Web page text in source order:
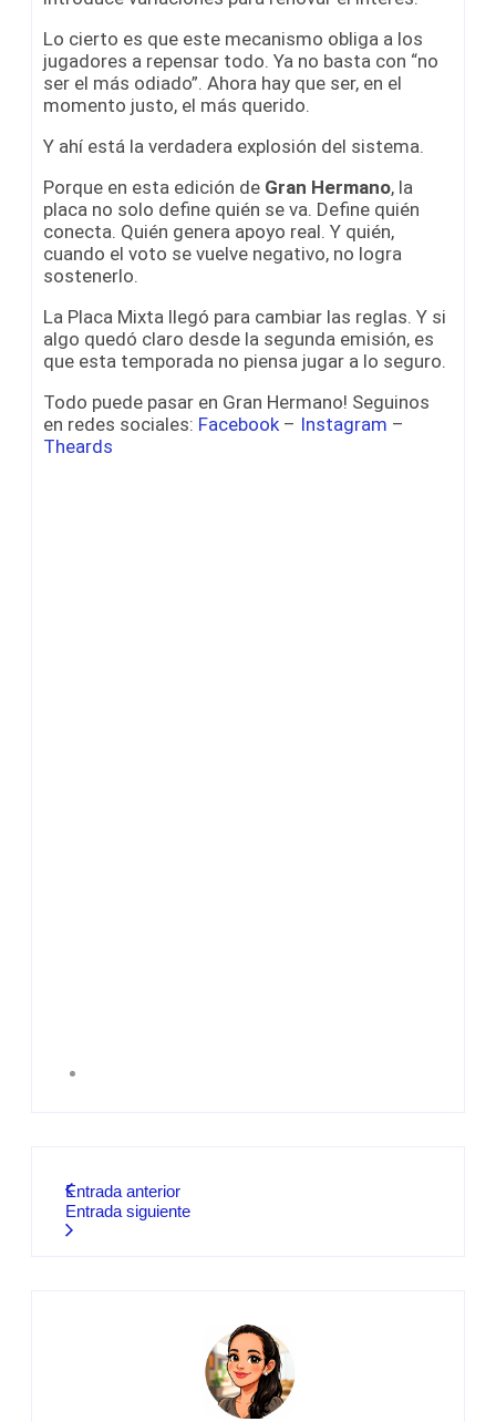
Lo cierto es que este mecanismo obliga a los
jugadores a repensar todo. Ya no basta con “no
ser el más odiado”. Ahora hay que ser, en el
momento justo, el más querido.
Y ahí está la verdadera explosión del sistema.
Porque en esta edición de Gran Hermano, la
placa no solo define quién se va. Define quién
conecta. Quién genera apoyo real. Y quién,
cuando el voto se vuelve negativo, no logra
sostenerlo.
La Placa Mixta llegó para cambiar las reglas. Y si
algo quedó claro desde la segunda emisión, es
que esta temporada no piensa jugar a lo seguro.
Todo puede pasar en Gran Hermano! Seguinos
en redes sociales: Facebook – Instagram –
Theards
Entrada anterior
Entrada siguiente